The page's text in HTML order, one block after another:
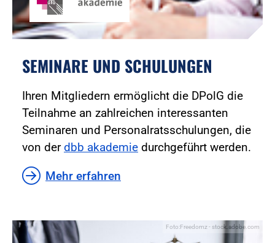
SEMINARE UND SCHULUNGEN
Ihren Mitgliedern ermöglicht die DPolG die
Teilnahme an zahlreichen interessanten
Seminaren und Personalratsschulungen, die
von derdbb akademie durchgeführt werden.
Mehr erfahren
Foto:Freedomz - stock.adobe.com